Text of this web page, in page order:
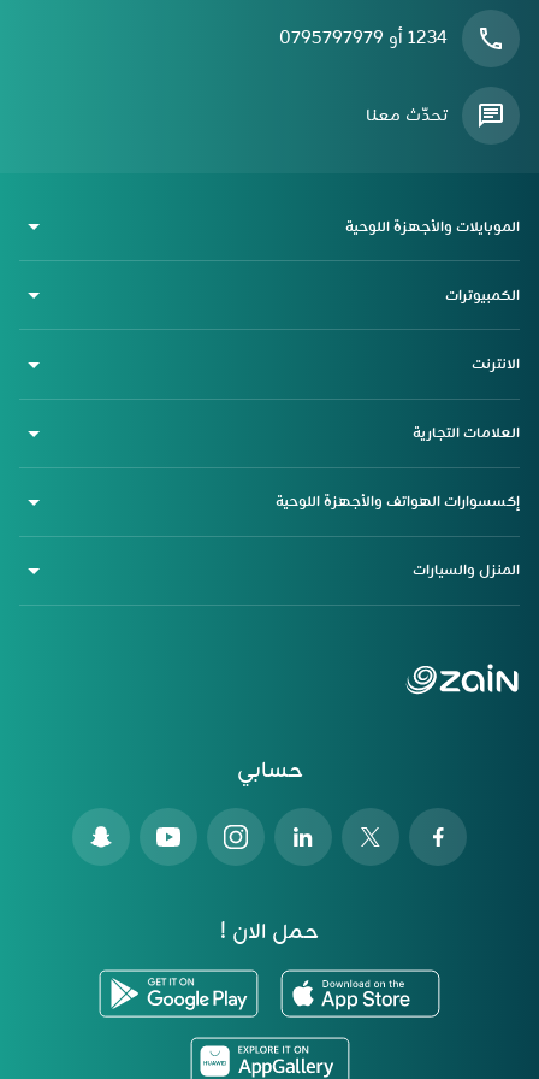
1234 أو 0795797979
تحدّث معنا
حسابي
حمل الان !
الموبايلات والأجهزة اللوحية
الكمبيوترات
الانترنت
العلامات التجارية
إكسسوارات الهواتف والأجهزة اللوحية
المنزل والسيارات